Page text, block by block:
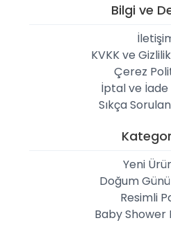
Bilgi ve
KVKK ve
Çerez
İptal ve İade
Sıkça
Yeni
Doğum
Resimli
Baby Shower